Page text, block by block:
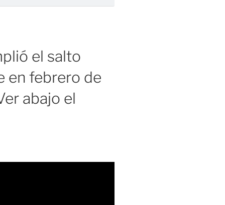
el salto
en febrero de
abajo el